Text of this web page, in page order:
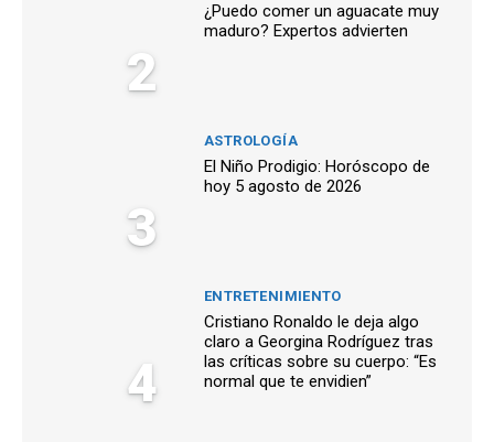
2
¿Puedo comer un aguacate muy
maduro? Expertos advierten
3
ASTROLOGÍA
El Niño Prodigio: Horóscopo de
hoy 5 agosto de 2026
4
ENTRETENIMIENTO
Cristiano Ronaldo le deja algo
claro a Georgina Rodríguez tras
las críticas sobre su cuerpo: “Es
normal que te envidien”